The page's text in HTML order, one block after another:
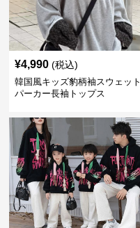
¥4,990 (税込)
韓国風キッズ豹柄袖スウェット
パーカー長袖トップス